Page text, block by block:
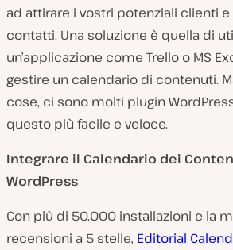
ad attirare i vostri potenziali clienti e
contatti. Una soluzione è quella di
un’applicazione come Trello o MS
gestire un calendario di contenuti.
cose, ci sono molti plugin
questo più facile e veloce.
Integrare il Calendario dei
WordPress
Con più di 50.000 installazioni e la
recensioni a 5 stelle, Editorial